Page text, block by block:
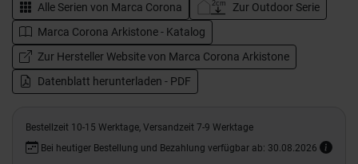
Alle Serien von Marca Corona
Zur Outdoor Serie
Marca Corona Arkistone - Katalog
Zur Hersteller Website von Marca Corona Arkistone
Datenblatt herunterladen - PDF
Bestellzeit 10-15 Werktage, Versandzeit 7-9 Werktage
Bei heutiger Bestellung und Bezahlung verfügbar ab: 30.08.2026